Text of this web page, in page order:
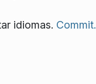
idiomas. Commit.